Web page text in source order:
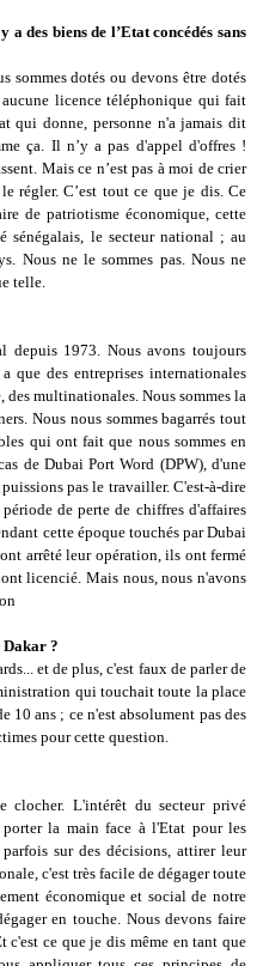
des biens de l’Etat concédés sans
sommes dotés ou devons être dotés
licence téléphonique qui fait
qui donne, personne n'a jamais dit
ça. Il n’y a pas d'appel d'offres !
Mais ce n’est pas à moi de crier
régler. C’est tout ce que je dis. Ce
de patriotisme économique, cette
sénégalais, le secteur national ; au
Nous ne le sommes pas. Nous ne
telle.
depuis 1973. Nous avons toujours
que des entreprises internationales
multinationales. Nous sommes la
Nous nous sommes bagarrés tout
qui ont fait que nous sommes en
de Dubai Port Word (DPW), d'une
pas le travailler. C'est-à-dire
de perte de chiffres d'affaires
cette époque touchés par Dubai
arrêté leur opération, ils ont fermé
licencié. Mais nous, nous n'avons
Dakar ?
et de plus, c'est faux de parler de
qui touchait toute la place
10 ans ; ce n'est absolument pas des
pour cette question.
clocher. L'intérêt du secteur privé
porter la main face à l'Etat pour les
sur des décisions, attirer leur
c'est très facile de dégager toute
économique et social de notre
en touche. Nous devons faire
ce que je dis même en tant que